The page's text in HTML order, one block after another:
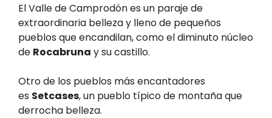
El Valle de Camprodón es un paraje de
extraordinaria belleza y lleno de pequeños
pueblos que encandilan, como el diminuto núcleo
de Rocabruna y su castillo.
Otro de los pueblos más encantadores
es Setcases, un pueblo típico de montaña que
derrocha belleza.